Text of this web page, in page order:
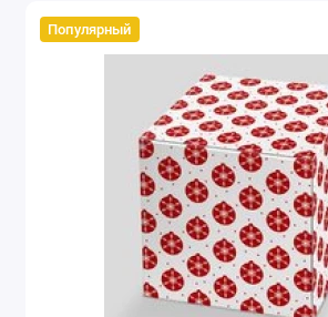
Популярный